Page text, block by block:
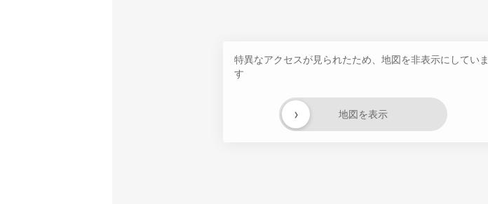
特異なアクセスが見られたため、地図を非表示にしていま
す
地図を表示
›